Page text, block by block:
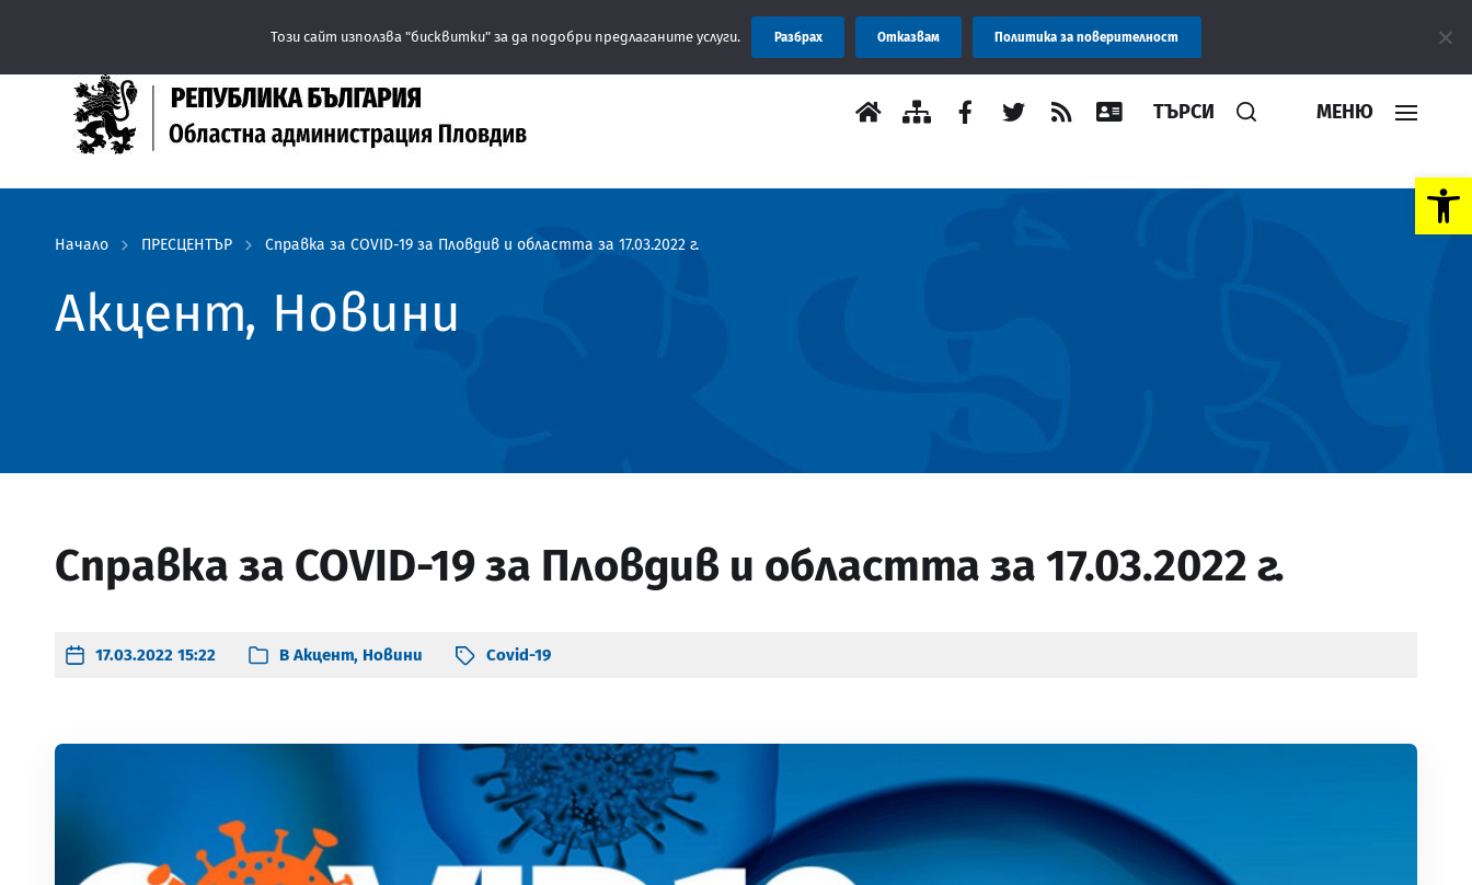
Open toolbar
Съобщение: Областна администрация Пловдив препоръчва
ТЪРСИ МЕНЮ
Начало ПРЕСЦЕНТЪР Справка за COVID-19 за Пловдив и областта за 17.03.2022 г.
Акцент, Новини
Справка за COVID-19 за Пловдив и областта за 17.03.2022 г.
17.03.2022 15:22 В Акцент, Новини Covid-19
Този сайт използва "бисквитки" за да подобри предлаганите услуги. Разбрах Отказвам Политика за поверителност